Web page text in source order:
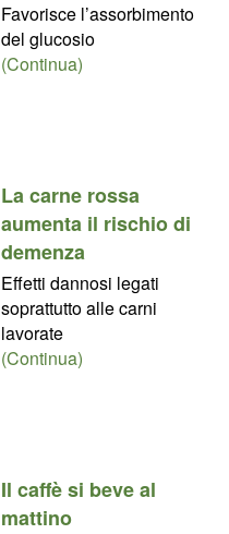
Favorisce l’assorbimento
del glucosio
(Continua)
La carne rossa
aumenta il rischio di
demenza
Effetti dannosi legati
soprattutto alle carni
lavorate
(Continua)
Il caffè si beve al
mattino